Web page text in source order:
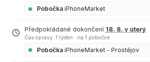
Pobočka iPhoneMarket
Předpokládané dokončení 18. 8. v úterý
Čas opravy: 1 týden · na 1 pobočce
Pobočka iPhoneMarket - Prostějov